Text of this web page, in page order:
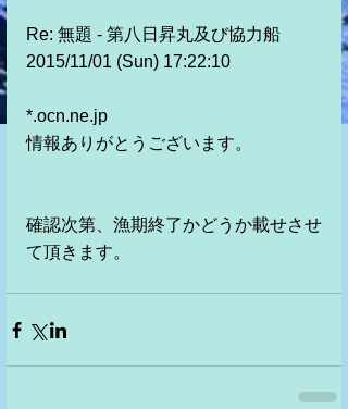
Re: 無題 - 第八日昇丸及び協力船
2015/11/01 (Sun) 17:22:10
*.ocn.ne.jp
情報ありがとうございます。
確認次第、漁期終了かどうか載せさせ
て頂きます。